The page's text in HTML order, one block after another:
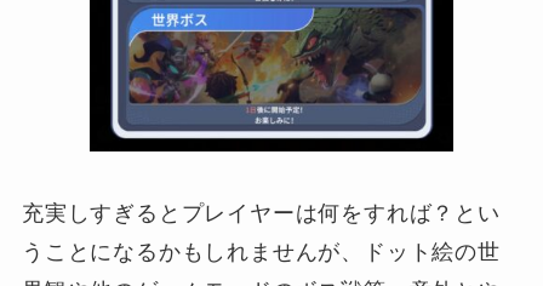
充実しすぎるとプレイヤーは何をすれば？とい
うことになるかもしれませんが、ドット絵の世